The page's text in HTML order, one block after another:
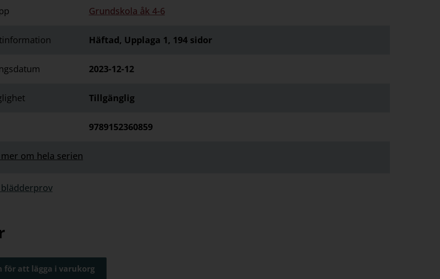
Grundskola åk 4-6
Häftad, Upplaga 1, 194 sidor
2023-12-12
Tillgänglig
9789152360859
mer om hela serien
blädderprov
för att lägga i varukorg